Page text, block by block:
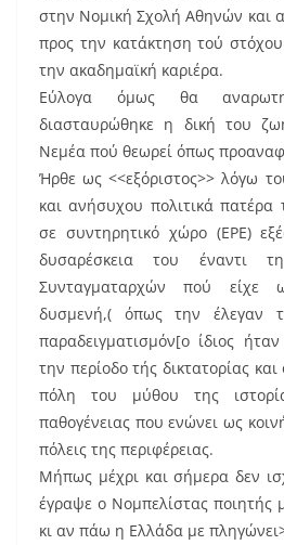
στην Νομική Σχολή Αθηνών και
προς την κατάκτηση τού
την ακαδημαϊκή καριέρα.
Εύλογα όμως θα
διασταυρώθηκε η δική του
Νεμέα πού θεωρεί όπως
Ήρθε ως <<εξόριστος>> λόγω
και ανήσυχου πολιτικά
σε συντηρητικό χώρο (ΕΡΕ)
δυσαρέσκεια του έναντι
Συνταγματαρχών πού είχε
δυσμενή,( όπως την έλεγαν
παραδειγματισμόν[ο ίδιος
την περίοδο τής δικτατορίας
πόλη του μύθου της
παθογένειας που ενώνει ως
πόλεις της περιφέρειας.
Μήπως μέχρι και σήμερα δεν
έγραψε ο Νομπελίστας ποιητής
κι αν πάω η Ελλάδα με